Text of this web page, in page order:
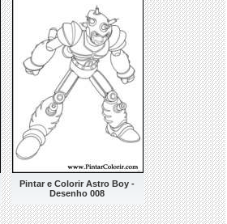
Pintar e Colorir Astro Boy -
Desenho 008